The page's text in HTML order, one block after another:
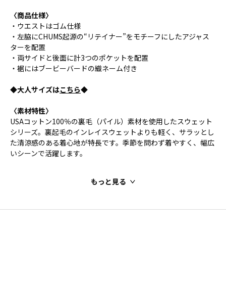
〈商品仕様〉
・ウエストはゴム仕様
・左脇にCHUMS起源の“リテイナー”をモチーフにしたアジャス
ターを配置
・両サイドと後面に計3つのポケットを配置
・裾にはブービーバードの織ネーム付き
◆大人サイズはこちら◆
〈素材特性〉
USAコットン100％の裏毛（パイル）素材を使用したスウェット
シリーズ。裏起毛のインレイスウェットよりも軽く、サラッとし
た清涼感のある着心地が特長です。季節を問わず着やすく、幅広
いシーンで活躍します。
もっと見る